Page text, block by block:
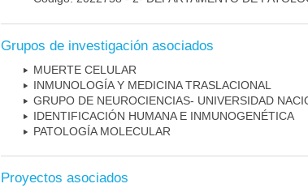
Grupos de investigación asociados
MUERTE CELULAR
INMUNOLOGÍA Y MEDICINA TRASLACIONAL
GRUPO DE NEUROCIENCIAS- UNIVERSIDAD
IDENTIFICACIÓN HUMANA E INMUNOGENÉTICA
PATOLOGÍA MOLECULAR
Proyectos asociados